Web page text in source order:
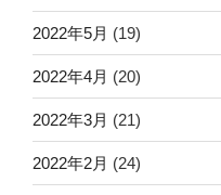
2022年5月 (19)
2022年4月 (20)
2022年3月 (21)
2022年2月 (24)